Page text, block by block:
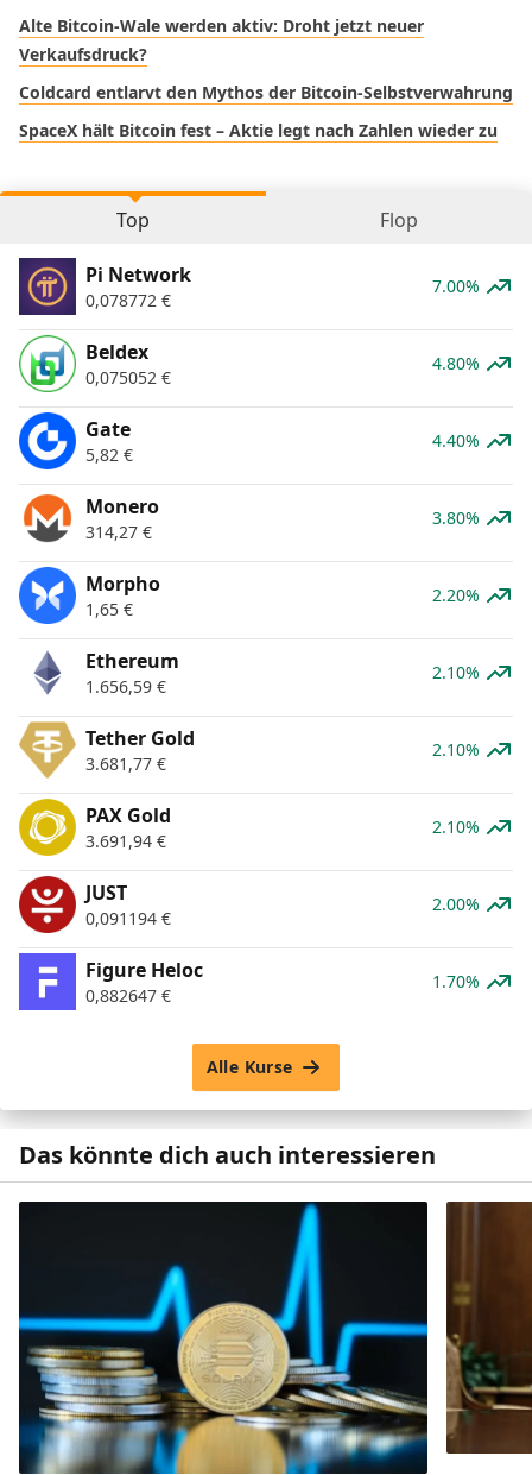
Alte Bitcoin-Wale werden aktiv: Droht jetzt neuer
Verkaufsdruck?
Coldcard entlarvt den Mythos der Bitcoin-Selbstverwahrung
SpaceX hält Bitcoin fest – Aktie legt nach Zahlen wieder zu
Top Flop
Pi Network
0,078772 €
7.00%
Beldex
0,075052 €
4.80%
Gate
5,82 €
4.40%
Monero
314,27 €
3.80%
Morpho
1,65 €
2.20%
Ethereum
1.656,59 €
2.10%
Tether Gold
3.681,77 €
2.10%
PAX Gold
3.691,94 €
2.10%
JUST
0,091194 €
2.00%
Figure Heloc
0,882647 €
1.70%
Alle Kurse
Das könnte dich auch interessieren